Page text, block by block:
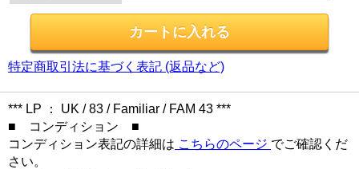
特定商取引法に基づく表記 (返品など)
*** LP ： UK / 83 / Familiar / FAM 43 ***
■ コンディション ■
コンディション表記の詳細は こちらのページ でご確認くだ
さい。